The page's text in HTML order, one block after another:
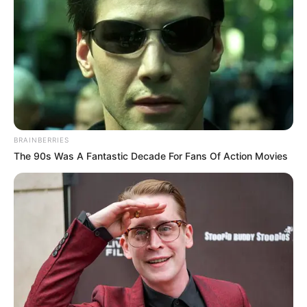
BRAINBERRIES
The 90s Was A Fantastic Decade For Fans Of Action Movies